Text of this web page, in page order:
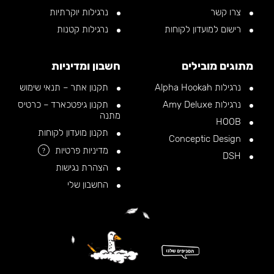
צרו קשר
רישום למועדון לקוחות
נרגילות יוקרתיות
נרגילות קטנות
מתוגים מובילים
נרגילות Alpha Hookah
נרגילות Amy Deluxe
חשבון ומדיניות
תקנון אתר – תנאי שימוש
תקנון גיפטכארד – כרטיס
מתנה
תקנון מועדון לקוחות
מדיניות פרטיות
?
הצהרת נגישות
החשבון שלי